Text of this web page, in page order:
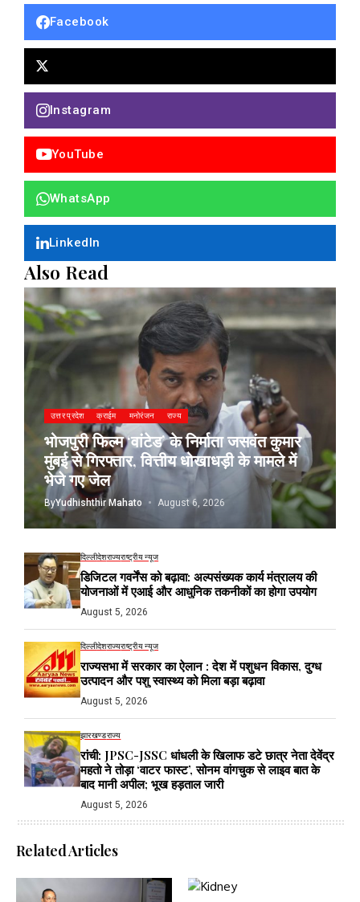
Facebook
Instagram
YouTube
WhatsApp
LinkedIn
Also Read
उत्तर प्रदेश क्राईम मनोरंजन राज्य
भोजपुरी फिल्म ‘वांटेड’ के निर्माता जसवंत कुमार
मुंबई से गिरफ्तार, वित्तीय धोखाधड़ी के मामले में
भेजे गए जेल
ByYudhishthir Mahato August 6, 2026
दिल्लीदेशराज्यराष्ट्रीय न्यूज
डिजिटल गवर्नेंस को बढ़ावा: अल्पसंख्यक कार्य मंत्रालय की
योजनाओं में एआई और आधुनिक तकनीकों का होगा उपयोग
August 5, 2026
दिल्लीदेशराज्यराष्ट्रीय न्यूज
राज्यसभा में सरकार का ऐलान : देश में पशुधन विकास, दुग्ध
उत्पादन और पशु स्वास्थ्य को मिला बड़ा बढ़ावा
August 5, 2026
झारखण्डराज्य
रांची: JPSC-JSSC धांधली के खिलाफ डटे छात्र नेता देवेंद्र
महतो ने तोड़ा ‘वाटर फास्ट’, सोनम वांगचुक से लाइव बात के
बाद मानी अपील; भूख हड़ताल जारी
August 5, 2026
Related Articles